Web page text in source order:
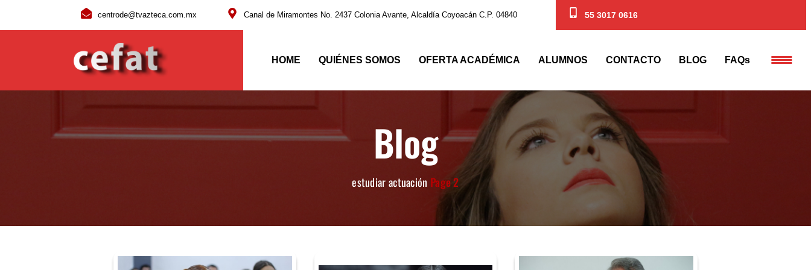
centrode@tvazteca.com.mx Canal de Miramontes No. 2437 Colonia Avante, Alcaldía Coyoacán C.P. 04840 55 3017 0616
HOME QUIÉNES SOMOS OFERTA ACADÉMICA ALUMNOS CONTACTO BLOG FAQs
Blog
estudiar actuación Page 2